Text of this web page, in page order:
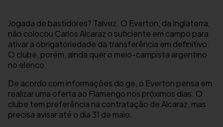
Jogada de bastidores? Talvez. O Everton, da Inglaterra,
não colocou Carlos Alcaraz o suficiente em campo para
ativar a obrigatoriedade da transferência em definitivo.
O clube, porém, ainda quer o meio-campista argentino
no elenco.
De acordo com informações do ge, o Everton pensa em
realizar uma oferta ao Flamengo nos próximos dias. O
clube tem preferência na contratação de Alcaraz, mas
precisa avisar até o dia 31 de maio.